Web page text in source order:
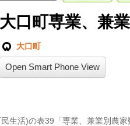
大口町専業、兼
大口町
Open Smart Phone View
生活)の表39「専業、兼業別農家